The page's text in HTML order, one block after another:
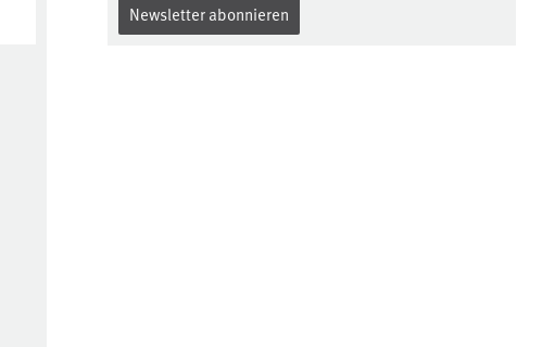
Newsletter abonnieren